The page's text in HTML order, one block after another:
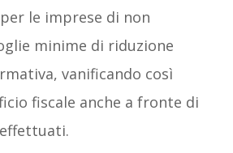
le imprese di non
minime di riduzione
vanificando così
fiscale anche a fronte di